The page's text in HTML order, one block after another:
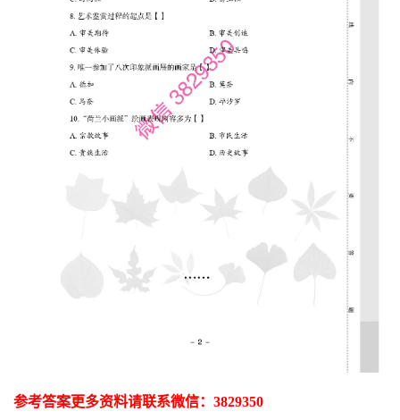
参考答案更多资料请联系微信： 3829350